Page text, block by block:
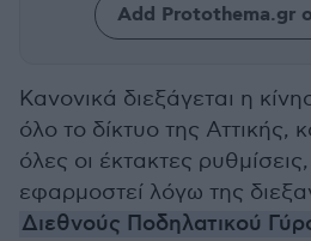
Add Protothema.gr
Κανονικά διεξάγεται η
όλο το δίκτυο της
όλες οι έκτακτες
εφαρμοστεί λόγω της
Διεθνούς Ποδηλατικού